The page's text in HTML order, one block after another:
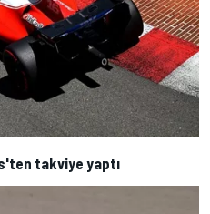
takviye yaptı